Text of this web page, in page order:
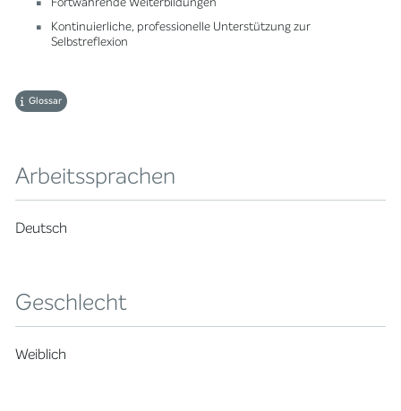
Kontinuierliche, professionelle Unterstützung zur
Selbstreflexion
Glossar
Arbeitssprachen
Deutsch
Geschlecht
Weiblich